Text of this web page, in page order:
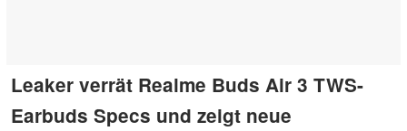
Leaker verrät Realme Buds Air 3 TWS-
Earbuds Specs und zeigt neue